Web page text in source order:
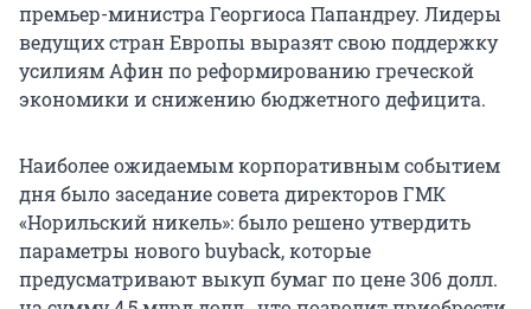
премьер-министра Георгиоса Папандреу. Лидеры
ведущих стран Европы выразят свою поддержку
усилиям Афин по реформированию греческой
экономики и снижению бюджетного дефицита.
Наиболее ожидаемым корпоративным событием
дня было заседание совета директоров ГМК
«Норильский никель»: было решено утвердить
параметры нового buyback, которые
предусматривают выкуп бумаг по цене 306 долл.